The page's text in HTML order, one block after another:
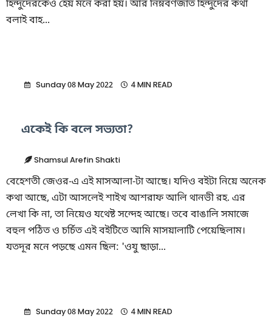
হিন্দুদেরকেও হেয় মনে করা হয়। আর নিম্নবর্ণজাত হিন্দুদের কথা
বলাই বাহ...
Sunday 08 May 2022 4 MIN READ
একেই কি বলে সভ্যতা?
Shamsul Arefin Shakti
বেহেশতী জেওর-এ এই মাসআলা-টা আছে। যদিও বইটা নিয়ে অনেক
কথা আছে, এটা আসলেই শাইখ আশরাফ আলি থানভী রহ. এর
লেখা কি না, তা নিয়েও যথেষ্ট সন্দেহ আছে। তবে বাঙালি সমাজে
বহুল পঠিত ও চর্চিত এই বইটিতে আমি মাসয়ালাটি পেয়েছিলাম।
যতদূর মনে পড়ছে এমন ছিল: 'ওযু ছাড়া...
Sunday 08 May 2022 4 MIN READ